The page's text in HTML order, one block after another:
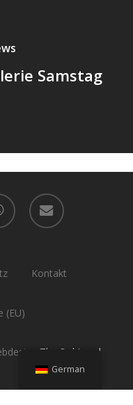
Samstag
email
Kontakt
(EU)
The 3rd Level
German